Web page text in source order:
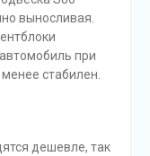
выносливая.
при
стабилен.
дешевле, так